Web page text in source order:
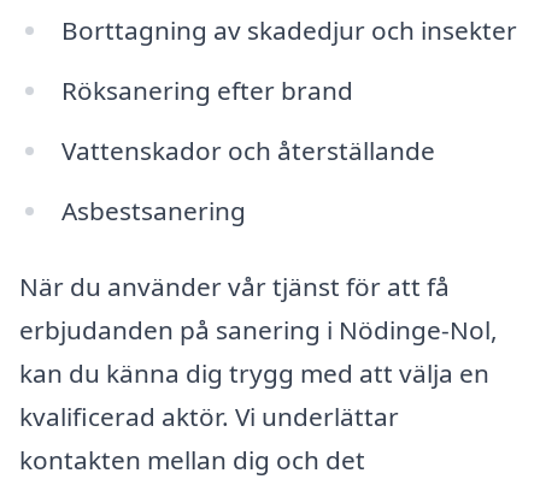
Borttagning av skadedjur och insekter
Röksanering efter brand
Vattenskador och återställande
Asbestsanering
När du använder vår tjänst för att få
erbjudanden på sanering i Nödinge-Nol,
kan du känna dig trygg med att välja en
kvalificerad aktör. Vi underlättar
kontakten mellan dig och det